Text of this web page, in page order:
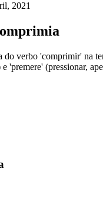
2021
do verbo 'comprimir' na
'premere' (pressionar,